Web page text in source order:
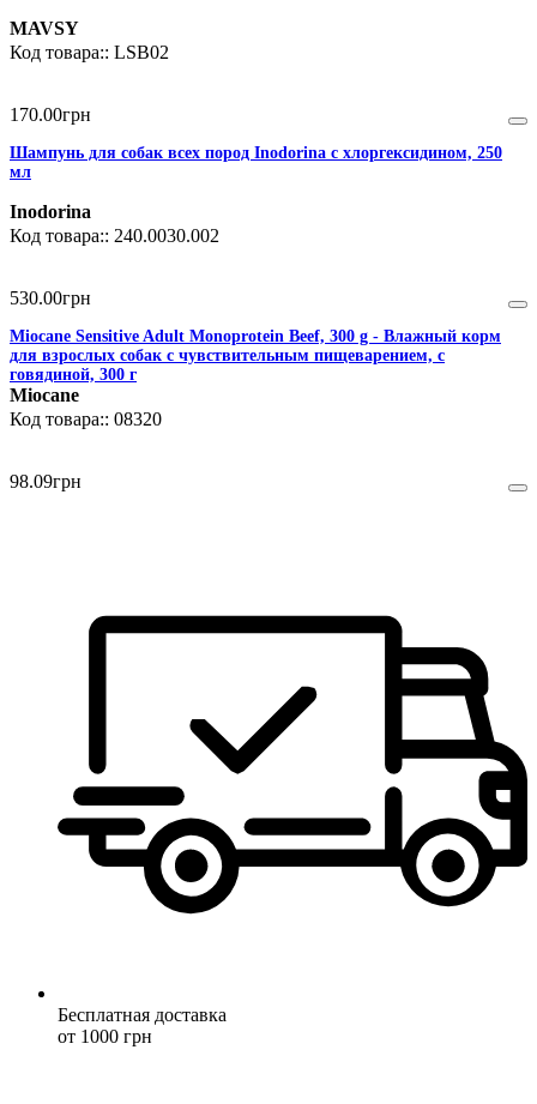
MAVSY
LSB02
170.00грн
Шампунь для собак всех пород Inodorina с хлоргексидином, 250
мл
Inodorina
240.0030.002
530.00грн
Miocane Sensitive Adult Monoprotein Beef, 300 g - Влажный корм
для взрослых собак с чувствительным пищеварением, с
говядиной, 300 г
Miocane
08320
98.09грн
Бесплатная доставка
от 1000 грн